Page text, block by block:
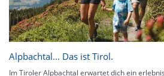
Alpbachtal… Das ist Tirol.
Im Tiroler Alpbachtal erwartet dich ein